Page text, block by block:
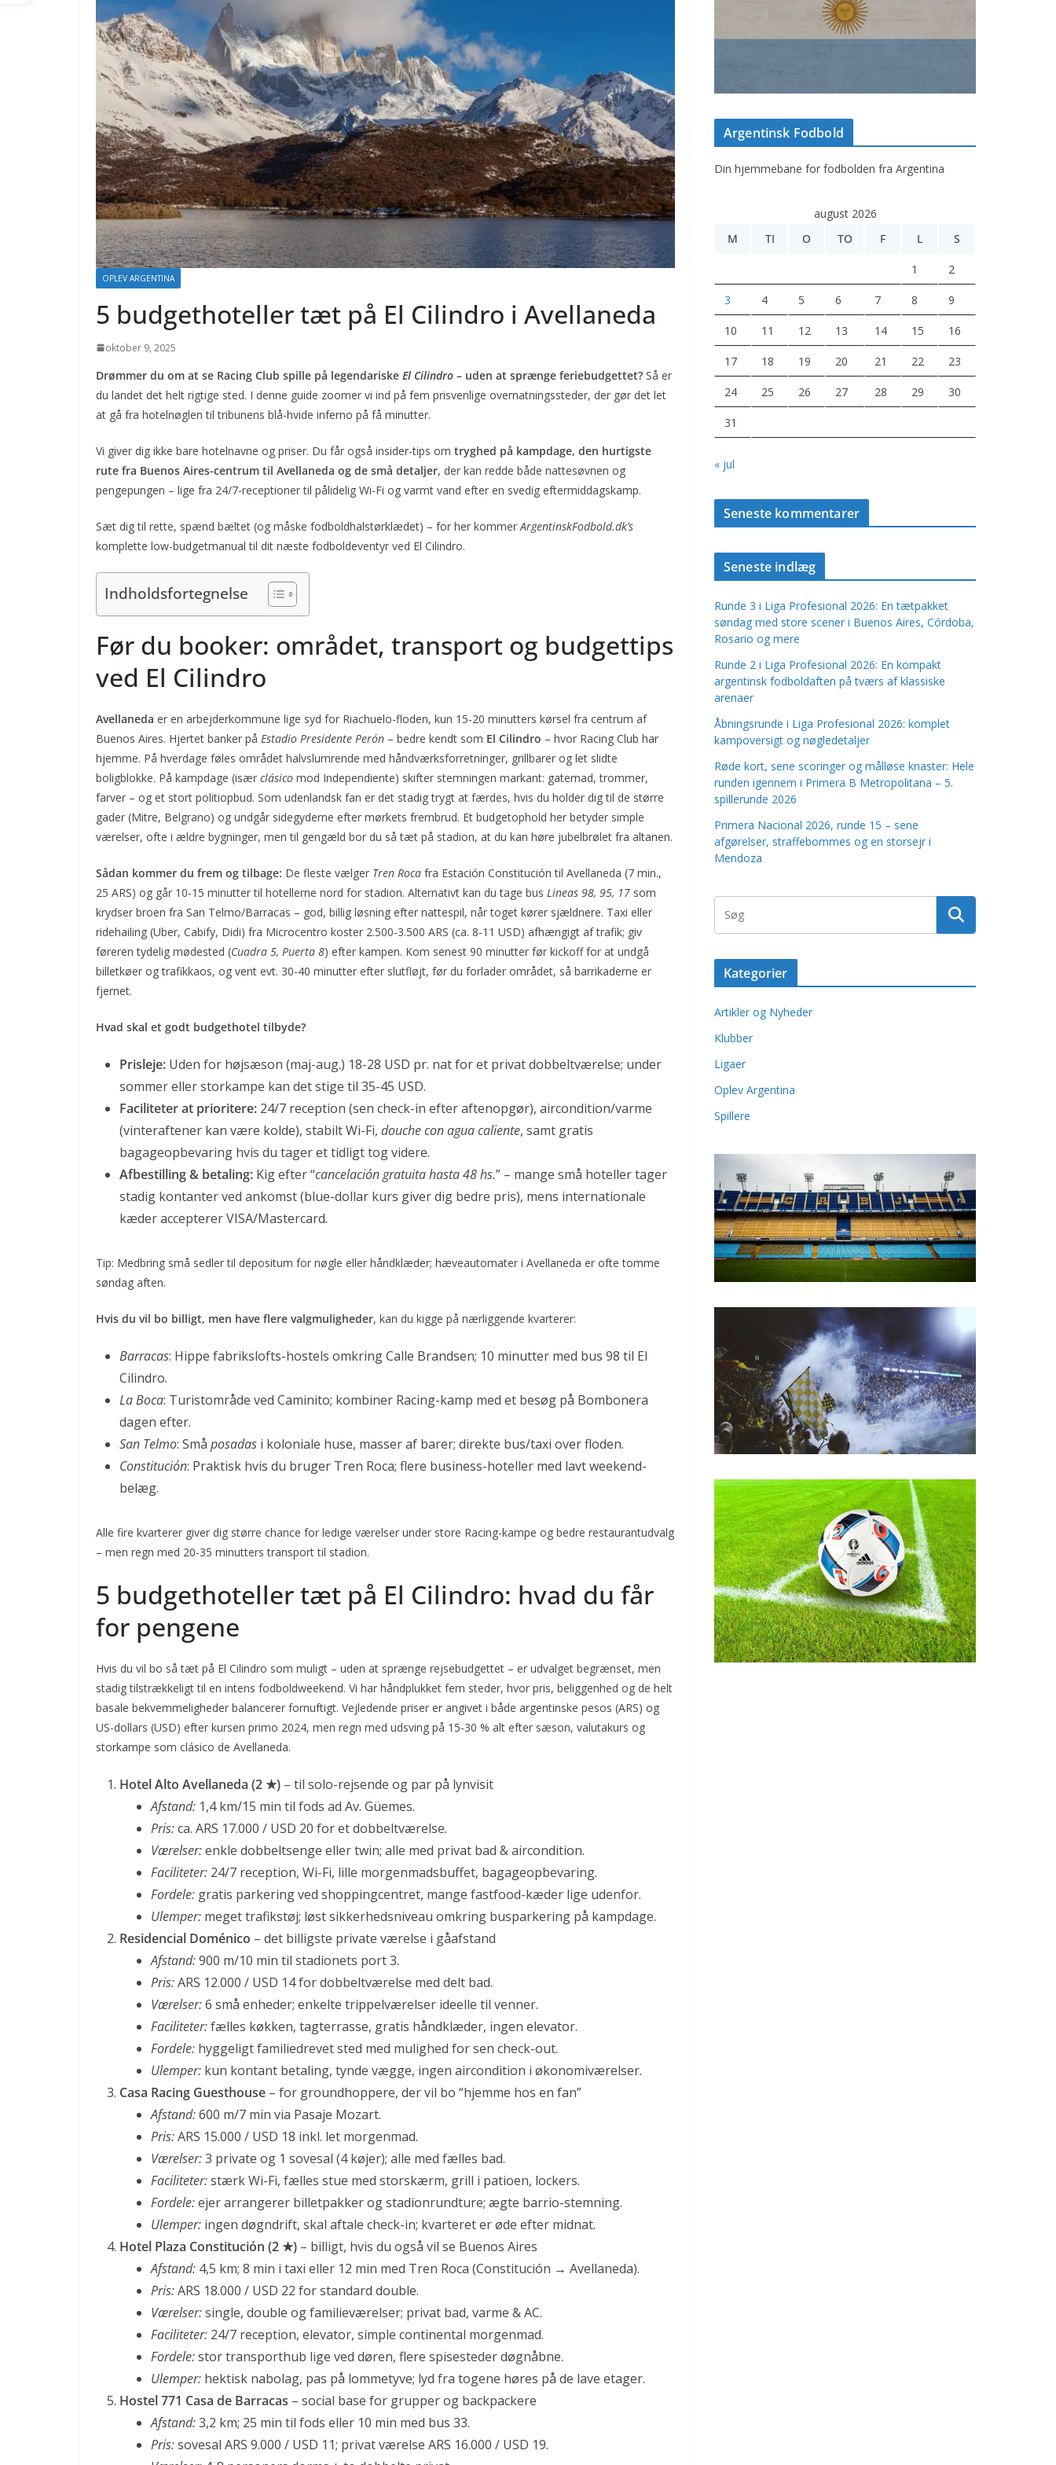
OPLEV ARGENTINA
5 budgethoteller tæt på El Cilindro i Avellaneda
oktober 9, 2025
Drømmer du om at se Racing Club spille på legendariske El Cilindro – uden at sprænge feriebudgettet? Så er
du landet det helt rigtige sted. I denne guide zoomer vi ind på fem prisvenlige overnatningssteder, der gør det let
at gå fra hotelnøglen til tribunens blå-hvide inferno på få minutter.
Vi giver dig ikke bare hotelnavne og priser. Du får også insider-tips om tryghed på kampdage, den hurtigste
rute fra Buenos Aires-centrum til Avellaneda og de små detaljer, der kan redde både nattesøvnen og
pengepungen – lige fra 24/7-receptioner til pålidelig Wi-Fi og varmt vand efter en svedig eftermiddagskamp.
Sæt dig til rette, spænd bæltet (og måske fodboldhalstørklædet) – for her kommerArgentinskFodbold.dk’s
komplette low-budgetmanual til dit næste fodbold­eventyr ved El Cilindro.
Indholdsfortegnelse
Før du booker: området, transport og budgettips
ved El Cilindro
Avellaneda er en arbejderkommune lige syd for Riachuelo-floden, kun 15-20 minutters kørsel fra centrum af
Buenos Aires. Hjertet banker på Estadio Presidente Perón – bedre kendt som El Cilindro – hvor Racing Club har
hjemme. På hverdage føles området halvslumrende med håndværksforretninger, grillbarer og let slidte
boligblokke. På kampdage (især clásico mod Independiente) skifter stemningen markant: gatemad, trommer,
farver – og et stort politiopbud. Som udenlandsk fan er det stadig trygt at færdes, hvis du holder dig til de større
gader (Mitre, Belgrano) og undgår sidegyderne efter mørkets frembrud. Et budgetophold her betyder simple
værelser, ofte i ældre bygninger, men til gengæld bor du så tæt på stadion, at du kan høre jubelbrølet fra altanen.
Sådan kommer du frem og tilbage: De fleste vælger Tren Roca fra Estación Constitución til Avellaneda (7 min.,
25 ARS) og går 10-15 minutter til hotellerne nord for stadion. Alternativt kan du tage bus Lineas 98, 95, 17 som
krydser broen fra San Telmo/Barracas – god, billig løsning efter nattespil, når toget kører sjældnere. Taxi eller
ridehailing (Uber, Cabify, Didi) fra Microcentro koster 2.500-3.500 ARS (ca. 8-11 USD) afhængigt af trafik; giv
føreren tydelig mødested (Cuadra 5, Puerta 8) efter kampen. Kom senest 90 minutter før kickoff for at undgå
billetkøer og trafikkaos, og vent evt. 30-40 minutter efter slutfløjt, før du forlader området, så barrikaderne er
fjernet.
Hvad skal et godt budgethotel tilbyde?
Prisleje: Uden for højsæson (maj-aug.) 18-28 USD pr. nat for et privat dobbeltværelse; under
sommer eller storkampe kan det stige til 35-45 USD.
Faciliteter at prioritere: 24/7 reception (sen check-in efter aftenopgør), aircondition/varme
(vinteraftener kan være kolde), stabilt Wi-Fi, douche con agua caliente, samt gratis
bagageopbevaring hvis du tager et tidligt tog videre.
Afbestilling & betaling: Kig efter “cancelación gratuita hasta 48 hs.” – mange små hoteller tager
stadig kontanter ved ankomst (blue-dollar kurs giver dig bedre pris), mens internationale
kæder accepterer VISA/Mastercard.
Tip: Medbring små sedler til depositum for nøgle eller håndklæder; hæveautomater i Avellaneda er ofte tomme
søndag aften.
Hvis du vil bo billigt, men have flere valgmuligheder, kan du kigge på nærliggende kvarterer:
Barracas: Hippe fabrikslofts-hostels omkring Calle Brandsen; 10 minutter med bus 98 til El
Cilindro.
La Boca: Turistområde ved Caminito; kombiner Racing-kamp med et besøg på Bombonera
dagen efter.
San Telmo: Små posadas i koloniale huse, masser af barer; direkte bus/taxi over floden.
Constitución: Praktisk hvis du bruger Tren Roca; flere business-hoteller med lavt weekend-
belæg.
Alle fire kvarterer giver dig større chance for ledige værelser under store Racing-kampe og bedre restaurantudvalg
– men regn med 20-35 minutters transport til stadion.
5 budgethoteller tæt på El Cilindro: hvad du får
for pengene
Hvis du vil bo så tæt på El Cilindro som muligt – uden at sprænge rejsebudgettet – er udvalget begrænset, men
stadig tilstrækkeligt til en intens fodboldweekend. Vi har håndplukket fem steder, hvor pris, beliggenhed og de helt
basale bekvemmeligheder balancerer fornuftigt. Vejledende priser er angivet i både argentinske pesos (ARS) og
US-dollars (USD) efter kursen primo 2024, men regn med udsving på 15-30 % alt efter sæson, valutakurs og
storkampe som clásico de Avellaneda.
Hotel Alto Avellaneda (2 ★) – til solo-rejsende og par på lynvisit
Afstand: 1,4 km/15 min til fods ad Av. Güemes.
Pris:ca. ARS 17.000 / USD 20 for et dobbeltværelse.
Værelser:enkle dobbeltsenge eller twin; alle med privat bad & aircondition.
Faciliteter: 24/7 reception, Wi-Fi, lille morgenmadsbuffet, bagageopbevaring.
Fordele: gratis parkering ved shoppingcentret, mange fastfood-kæder lige udenfor.
Ulemper: meget trafikstøj; løst sikkerhedsniveau omkring busparkering på kampdage.
Residencial Doménico – det billigste private værelse i gåafstand
Afstand:900 m/10 min til stadionets port 3.
Pris:ARS 12.000 / USD 14 for dobbeltværelse med delt bad.
Værelser:6 små enheder; enkelte trippelværelser ideelle til venner.
Faciliteter:fælles køkken, tagterrasse, gratis håndklæder, ingen elevator.
Fordele: hyggeligt familiedrevet sted med mulighed for sen check-out.
Ulemper: kun kontant betaling, tynde vægge, ingen aircondition i økonomiværelser.
Casa Racing Guesthouse – for groundhoppere, der vil bo “hjemme hos en fan”
Afstand:600 m/7 min via Pasaje Mozart.
Pris:ARS 15.000 / USD 18 inkl. let morgenmad.
Værelser:3 private og 1 sovesal (4 køjer); alle med fælles bad.
Faciliteter:stærk Wi-Fi, fælles stue med storskærm, grill i patioen, lockers.
Fordele:ejer arrangerer billetpakker og stadionrundture; ægte barrio-stemning.
Ulemper: ingen døgndrift, skal aftale check-in; kvarteret er øde efter midnat.
Hotel Plaza Constitución (2 ★) – billigt, hvis du også vil se Buenos Aires
Afstand: 4,5 km; 8 min i taxi eller 12 min med Tren Roca (Constitución → Avellaneda).
Pris:ARS 18.000 / USD 22 for standard double.
Værelser:single, double og familieværelser; privat bad, varme & AC.
Faciliteter: 24/7 reception, elevator, simple continental morgenmad.
Fordele:stor transporthub lige ved døren, flere spisesteder døgnåbne.
Ulemper: hektisk nabolag, pas på lommetyve; lyd fra togene høres på de lave etager.
Hostel 771 Casa de Barracas – social base for grupper og backpackere
Afstand:3,2 km; 25 min til fods eller 10 min med bus 33.
Pris:sovesal ARS 9.000 / USD 11; privat værelse ARS 16.000 / USD 19.
Argentinsk Fodbold
Din hjemmebane for fodbolden fra Argentina
august 2026
M
TI O TO F L S
1 2
3 4 5 6 7 8 9
10 11 12 13 14 15 16
17 18 19 20 21 22 23
24 25 26 27 28 29 30
31
« jul
Seneste kommentarer
Seneste indlæg
Runde 3 i Liga Profesional 2026: En tætpakket
søndag med store scener i Buenos Aires, Córdoba,
Rosario og mere
Runde 2 i Liga Profesional 2026: En kompakt
argentinsk fodboldaften på tværs af klassiske
arenaer
Åbningsrunde i Liga Profesional 2026: komplet
kampoversigt og nøgledetaljer
Røde kort, sene scoringer og målløse knaster: Hele
runden igennem i Primera B Metropolitana – 5.
spillerunde 2026
Primera Nacional 2026, runde 15 – sene
afgørelser, straffebommes og en storsejr i
Mendoza
Kategorier
Artikler og Nyheder
Klubber
Ligaer
Oplev Argentina
Spillere